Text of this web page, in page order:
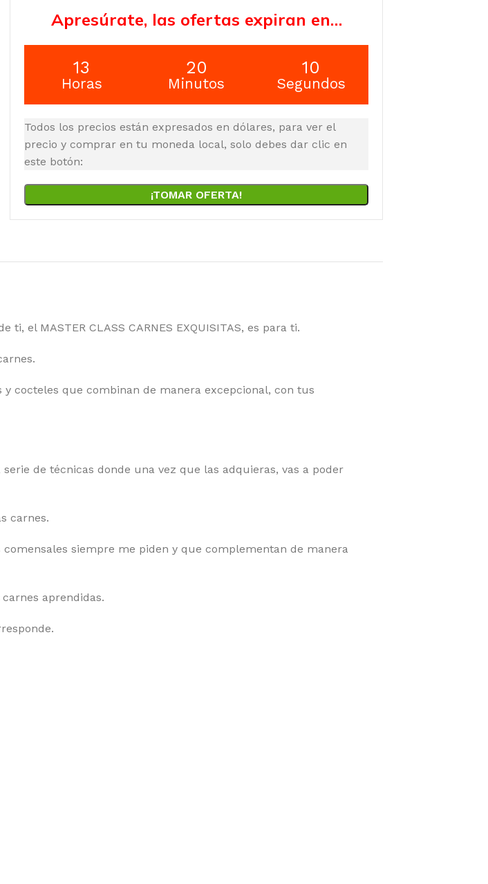
Apresúrate, las ofertas expiran en…
13
Horas
20
Minutos
09
Segundos
Todos los precios están expresados en dólares, para ver el
precio y comprar en tu moneda local, solo debes dar clic en
este botón:
¡TOMAR OFERTA!
el MASTER CLASS CARNES EXQUISITAS, es para ti.
y cocteles que combinan de manera excepcional, con tus
de técnicas donde una vez que las adquieras, vas a poder
carnes.
siempre me piden y que complementan de manera
aprendidas.